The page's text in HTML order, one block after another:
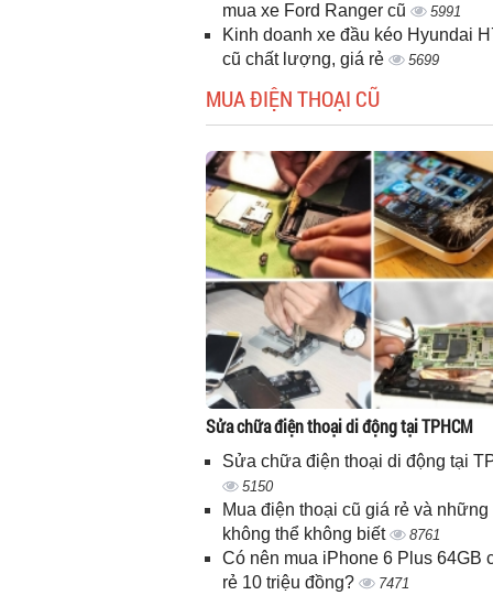
mua xe Ford Ranger cũ
5991
Kinh doanh xe đầu kéo Hyundai
cũ chất lượng, giá rẻ
5699
MUA ĐIỆN THOẠI CŨ
Sửa chữa điện thoại di động tại TPHCM
Sửa chữa điện thoại di động tại
5150
Mua điện thoại cũ giá rẻ và
không thể không biết
8761
Có nên mua iPhone 6 Plus 64GB
rẻ 10 triệu đồng?
7471